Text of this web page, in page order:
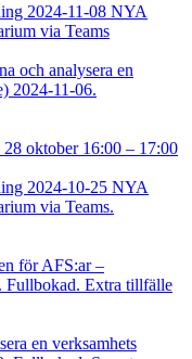
2024-11-08 NYA
via Teams
och analysera en
2024-11-06.
oktober 16:00 – 17:00
2024-10-25 NYA
via Teams.
för AFS:ar –
Fullbokad. Extra tillfälle
en verksamhets